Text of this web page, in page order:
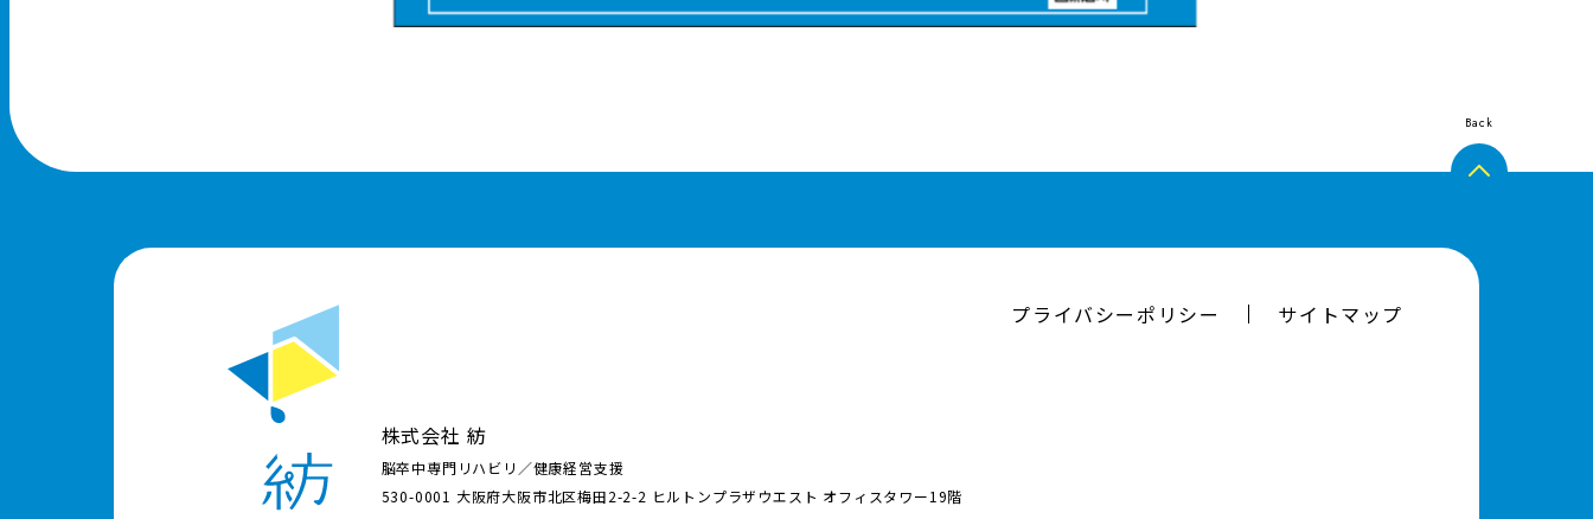
Back
株式会社 紡
脳卒中専門リハビリ／健康経営支援
530-0001 大阪府大阪市北区梅田2-2-2 ヒルトンプラザウエスト オフィスタワー19階
プライバシーポリシー サイトマップ